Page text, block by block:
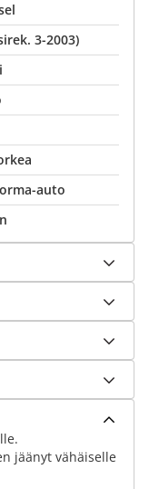
3-2003)
auto
jäänyt vähäiselle